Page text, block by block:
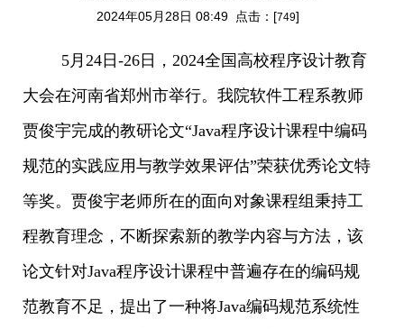
2024年05月28日 08:49 点击：[749]
5月24日-26日，2024全国高校程序设计教育
大会在河南省郑州市举行。我院软件工程系教师
贾俊宇完成的教研论文“Java程序设计课程中编码
规范的实践应用与教学效果评估”荣获优秀论文特
等奖。贾俊宇老师所在的面向对象课程组秉持工
程教育理念，不断探索新的教学内容与方法，该
论文针对Java程序设计课程中普遍存在的编码规
范教育不足，提出了一种将Java编码规范系统性